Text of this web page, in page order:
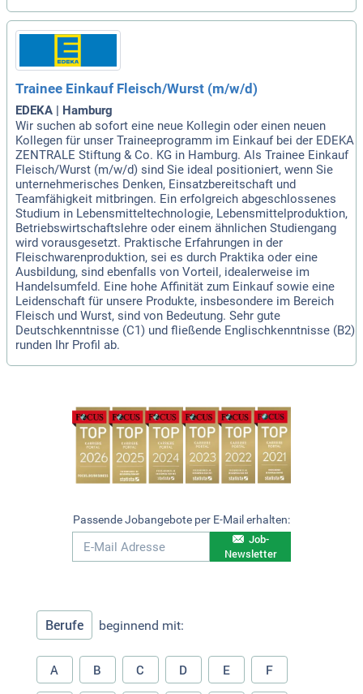
Trainee Einkauf Fleisch/Wurst (m/w/d)
EDEKA | Hamburg
Wir suchen ab sofort eine neue Kollegin oder einen neuen
Kollegen für unser Traineeprogramm im Einkauf bei der EDEKA
ZENTRALE Stiftung & Co. KG in Hamburg. Als Trainee Einkauf
Fleisch/Wurst (m/w/d) sind Sie ideal positioniert, wenn Sie
unternehmerisches Denken, Einsatzbereitschaft und
Teamfähigkeit mitbringen. Ein erfolgreich abgeschlossenes
Studium in Lebensmitteltechnologie, Lebensmittelproduktion,
Betriebswirtschaftslehre oder einem ähnlichen Studiengang
wird vorausgesetzt. Praktische Erfahrungen in der
Fleischwarenproduktion, sei es durch Praktika oder eine
Ausbildung, sind ebenfalls von Vorteil, idealerweise im
Handelsumfeld. Eine hohe Affinität zum Einkauf sowie eine
Leidenschaft für unsere Produkte, insbesondere im Bereich
Fleisch und Wurst, sind von Bedeutung. Sehr gute
Deutschkenntnisse (C1) und fließende Englischkenntnisse (B2)
runden Ihr Profil ab.
Passende Jobangebote per E-Mail erhalten:
Job-
Newsletter
Berufe beginnend mit:
A B C D E F